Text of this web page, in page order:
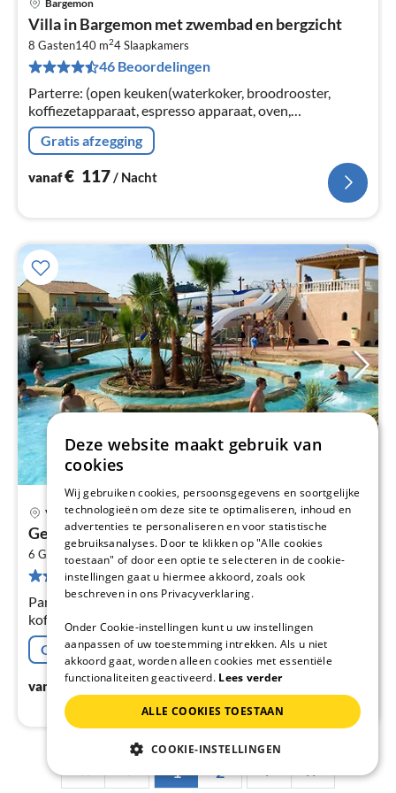
Bargemon
Villa in Bargemon met zwembad en bergzicht
8 Gasten140 m24Slaapkamers
46 Beoordelingen
Parterre: (open keuken(waterkoker, broodrooster,
koffiezetapparaat, espresso apparaat, oven,
afwasmachine, koel-/vriescombinatie),
woon/eetkamer(TV, eettafel(8 personen), zithoek)
Gratis afzegging
vanaf€ 117/ Nacht
Vidauban
Gezellig huis in Vidauban met waterglijbanen
6 Gasten 95 m 3 Slaapkamers
197 Beoordelingen
Parterre: (open keuken(waterkoker, fornuis,
koffiezetapparaat, koffiezetapparaat(pads), magnetron,
afwasmachine, koelkast), woon/eetkamer(TV(geen
Nederlandse zender(s)
Gratis afzegging
vanaf € 75 / Nacht
1 2
Deze website maakt gebruik van
cookies
Wij gebruiken cookies, persoonsgegevens en soortgelijke
technologieën om deze site te optimaliseren, inhoud en
advertenties te personaliseren en voor statistische
gebruiksanalyses. Door te klikken op "Alle cookies
toestaan" of door een optie te selecteren in de cookie-
instellingen gaat u hiermee akkoord, zoals ook
beschreven in ons Privacyverklaring.
Onder Cookie-instellingen kunt u uw instellingen
aanpassen of uw toestemming intrekken. Als u niet
akkoord gaat, worden alleen cookies met essentiële
functionaliteiten geactiveerd. Lees verder
ALLE COOKIES TOESTAAN
COOKIE-INSTELLINGEN